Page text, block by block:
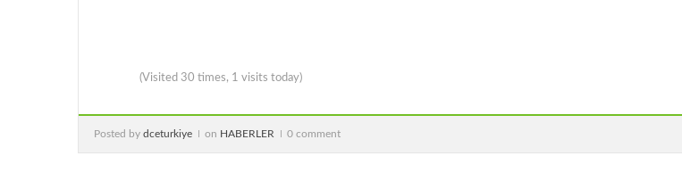
(Visited 30 times, 1 visits today)
Posted by dceturkiye on HABERLER 0 comment